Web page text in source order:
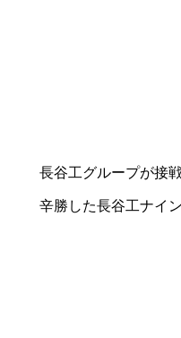
長谷工グループが接
辛勝した長谷工ナイ